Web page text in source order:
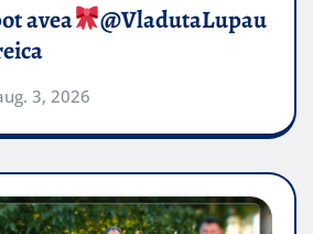
avea
​@VladutaLupau
3, 2026